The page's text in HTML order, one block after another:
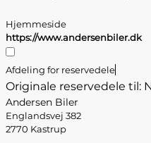
Hjemmeside
https://www.andersenbiler.dk
Afdeling for reservedele
Originale reservedele til:
Andersen Biler
Englandsvej 382
2770 Kastrup